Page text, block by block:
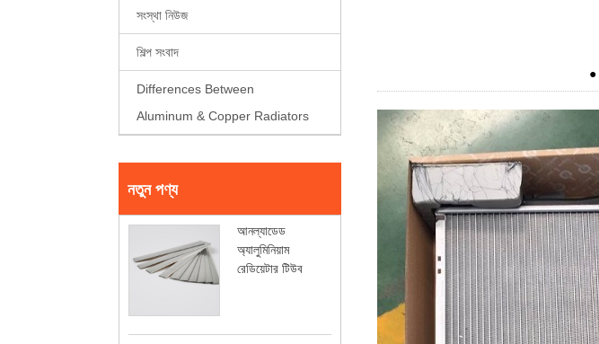
সংস্থা নিউজ
শিল্প সংবাদ
Differences Between
Aluminum & Copper Radiators
নতুন পণ্য
আনল্যাডেড
অ্যালুমিনিয়াম
রেডিয়েটার টিউব
●